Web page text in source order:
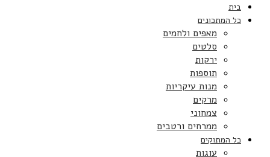
בית
כל המתכונים
מאפים ולחמים
סלטים
ירקות
תוספות
מנות עיקריות
מרקים
צמחוני
ממרחים ורטבים
כל המתוקים
עוגות